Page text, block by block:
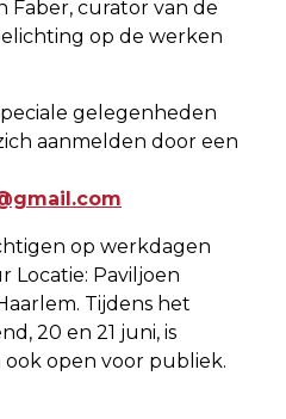
Faber, curator van de
op de werken
gelegenheden
aanmelden door een
op werkdagen
Locatie: Paviljoen
Tijdens het
20 en 21 juni, is
open voor publiek.